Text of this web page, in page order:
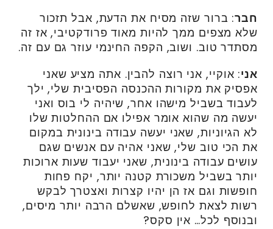
חבר: ברור שזה מסיח את הדעת, אבל תזכור
שלא מצפים ממך להיות מאוד פרודקטיבי, אז זה
מסתדר טוב. ושוב, הקפה החינמי עוזר גם עם זה.
אני: אוקיי, אני רוצה להבין. אתה מציע שאני
אפסיק את מקורות ההכנסה הפסיבית שלי, ילך
לעבוד בשביל מישהו אחר, שיהיה לי בוס ואני
יעשה מה שהוא אומר אפילו אם ההחלטות שלו
לא הגיוניות, שאני יעשה עבודה בינונית במקום
את הכי טוב שלי, שאני אהיה עם אנשים שגם
עושים עבודה בינונית, שאני יעבוד שעות ארוכות
יותר בשביל משכורת קטנה יותר, יקח פחות
חופשות וגם אז הן יהיו קצרות ואצטרך לבקש
רשות לצאת לחופש, שאשלם הרבה יותר מיסים,
ובנוסף לכל… אין סקס?